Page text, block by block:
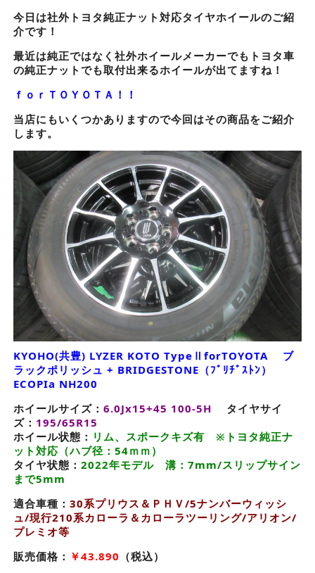
今日は社外トヨタ純正ナット対応タイヤホイールのご紹
介です！
最近は純正ではなく社外ホイールメーカーでもトヨタ車
の純正ナットでも取付出来るホイールが出てますね！
ｆｏｒＴＯＹＯＴＡ！！
当店にもいくつかありますので今回はその商品をご紹介
します。
KYOHO(共豊) LYZER KOTO TypeⅡforTOYOTA ブ
ラックポリッシュ + BRIDGESTONE（ﾌﾞﾘﾁﾞｽﾄﾝ）
ECOPIa NH200
ホイールサイズ： 6.0Jx15+45 100-5H タイヤサイ
ズ： 195/65R15
ホイール状態： リム、スポークキズ有 ※トヨタ純正ナ
ット対応（ハブ径：54ｍｍ）
タイヤ状態： 2022年モデル 溝：7mm/スリップサイン
まで5mm
適合車種： 30系プリウス＆ＰＨＶ/5ナンバーウィッシ
ュ/現行210系カローラ＆カローラツーリング/アリオン/
プレミオ等
販売価格： ￥43.890 （税込）